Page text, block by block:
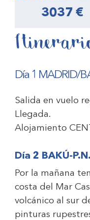
3037 €
Día 1 MADRID/
Salida en vuelo
Llegada.
Alojamiento
Día 2 BAKÚ-
Por la mañana
costa del Mar
volcánico al sur
pinturas